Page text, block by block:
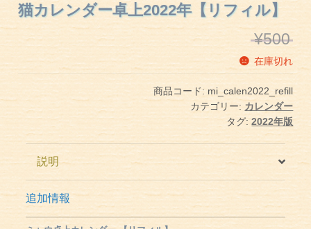
猫カレンダー卓上2022年【リフィル】
¥500
在庫切れ
商品コード: mi_calen2022_refill
カテゴリー: カレンダー
タグ:2022年版
説明
追加情報